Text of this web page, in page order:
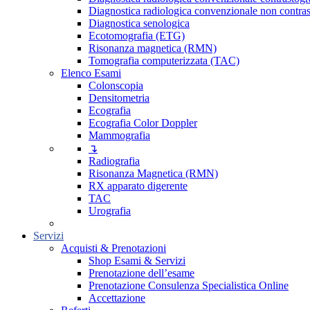
Diagnostica radiologica convenzionale non
Diagnostica senologica
Ecotomografia (ETG)
Risonanza magnetica (RMN)
Tomografia computerizzata (TAC)
Elenco Esami
Colonscopia
Densitometria
Ecografia
Ecografia Color Doppler
Mammografia
↴
Radiografia
Risonanza Magnetica (RMN)
RX apparato digerente
TAC
Urografia
Servizi
Acquisti & Prenotazioni
Shop Esami & Servizi
Prenotazione dell’esame
Prenotazione Consulenza Specialistica Online
Accettazione